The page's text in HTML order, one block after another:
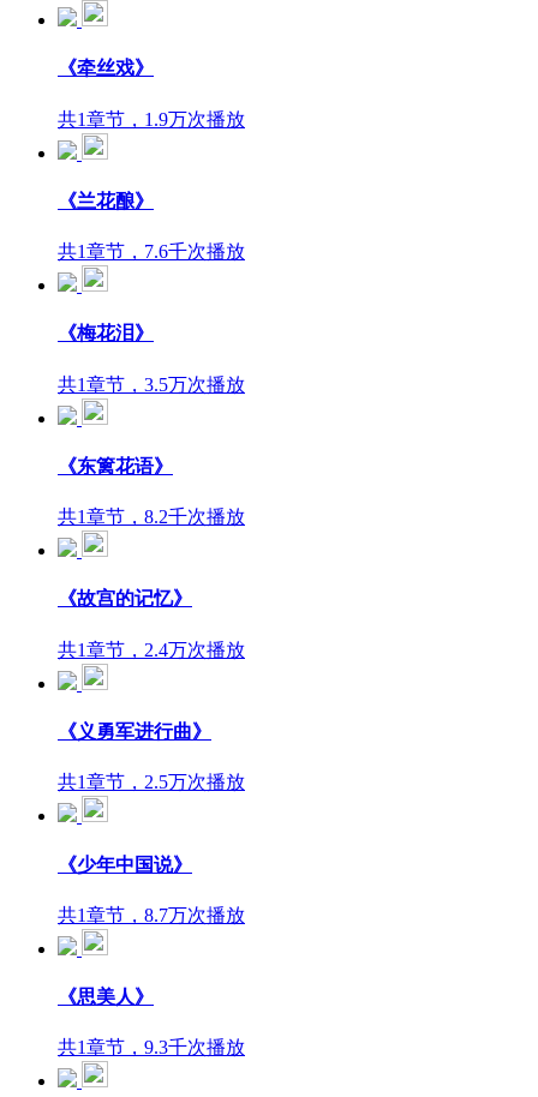
《牵丝戏》
共1章节，1.9万次播放
《兰花酿》
共1章节，7.6千次播放
《梅花泪》
共1章节，3.5万次播放
《东篱花语》
共1章节，8.2千次播放
《故宫的记忆》
共1章节，2.4万次播放
《义勇军进行曲》
共1章节，2.5万次播放
《少年中国说》
共1章节，8.7万次播放
《思美人》
共1章节，9.3千次播放